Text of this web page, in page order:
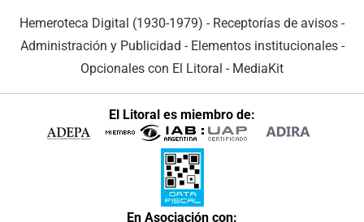
Hemeroteca Digital (1930-1979) - Receptorías de avisos -
Administración y Publicidad - Elementos institucionales-
Opcionales con El Litoral - MediaKit
El Litoral es miembro de:
En Asociación con: